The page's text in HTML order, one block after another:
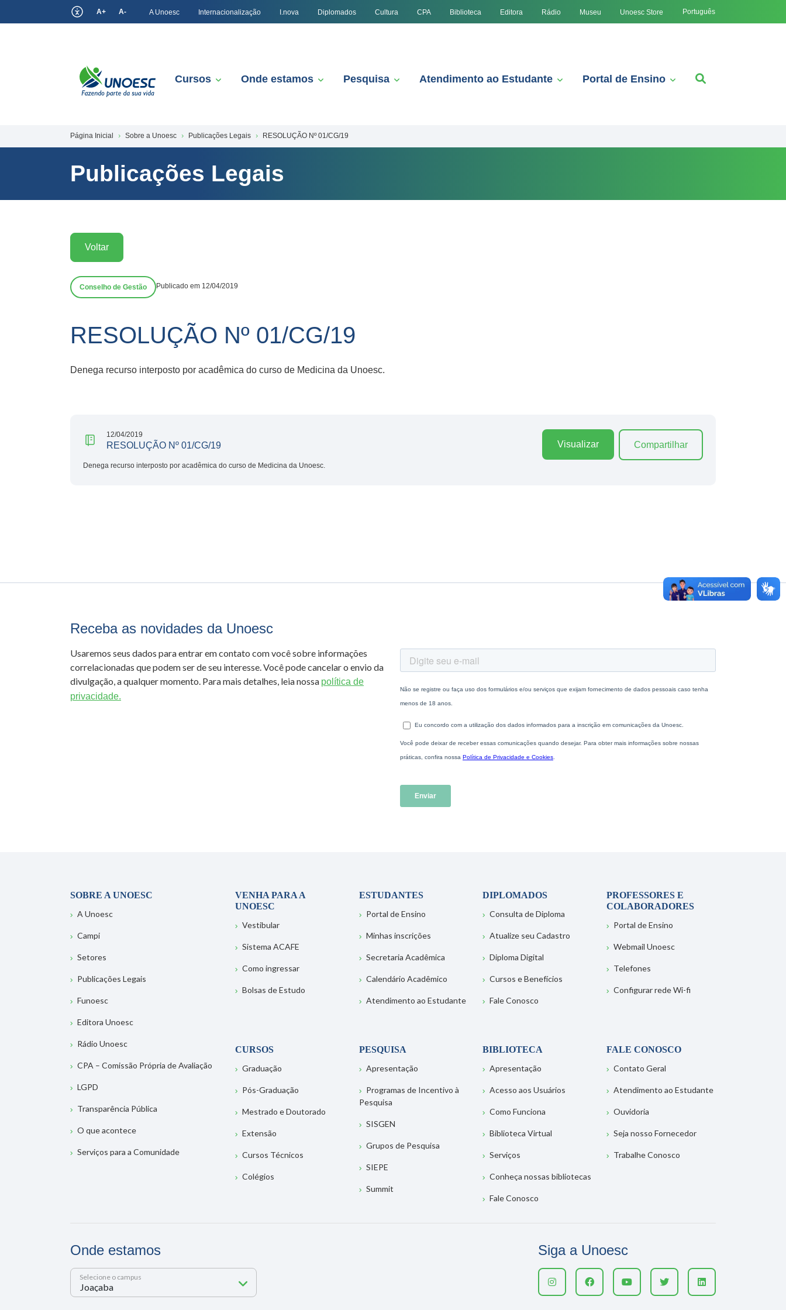
A+ A- A Unoesc Internacionalização I.nova Diplomados Cultura CPA Biblioteca Editora Rádio Museu Unoesc Store Português
Cursos Onde estamos Pesquisa Atendimento ao Estudante Portal de Ensino
Página Inicial Sobre a Unoesc Publicações Legais RESOLUÇÃO Nº 01/CG/19
Publicações Legais
Voltar
Conselho de Gestão Publicado em 12/04/2019
RESOLUÇÃO Nº 01/CG/19
Denega recurso interposto por acadêmica do curso de Medicina da Unoesc.
12/04/2019
RESOLUÇÃO Nº 01/CG/19
Denega recurso interposto por acadêmica do curso de Medicina da Unoesc.
Visualizar Compartilhar
Receba as novidades da Unoesc
Usaremos seus dados para entrar em contato com você sobre informações
correlacionadas que podem ser de seu interesse. Você pode cancelar o envio da
divulgação, a qualquer momento. Para mais detalhes, leia nossa política de
privacidade.
SOBRE A UNOESC
A Unoesc
Campi
Setores
Publicações Legais
Funoesc
Editora Unoesc
Rádio Unoesc
CPA – Comissão Própria de Avaliação
LGPD
Transparência Pública
O que acontece
Serviços para a Comunidade
VENHA PARA A
UNOESC
Vestibular
Sistema ACAFE
Como ingressar
Bolsas de Estudo
ESTUDANTES
Portal de Ensino
Minhas inscrições
Secretaria Acadêmica
Calendário Acadêmico
Atendimento ao Estudante
DIPLOMADOS
Consulta de Diploma
Atualize seu Cadastro
Diploma Digital
Cursos e Benefícios
Fale Conosco
PROFESSORES E
COLABORADORES
Portal de Ensino
Webmail Unoesc
Telefones
Configurar rede Wi-fi
CURSOS
Graduação
Pós-Graduação
Mestrado e Doutorado
Extensão
Cursos Técnicos
Colégios
PESQUISA
Apresentação
Programas de Incentivo à
Pesquisa
SISGEN
Grupos de Pesquisa
SIEPE
Summit
BIBLIOTECA
Apresentação
Acesso aos Usuários
Como Funciona
Biblioteca Virtual
Serviços
Conheça nossas bibliotecas
Fale Conosco
FALE CONOSCO
Contato Geral
Atendimento ao Estudante
Ouvidoria
Seja nosso Fornecedor
Trabalhe Conosco
Onde estamos
Selecione o campus
Siga a Unoesc